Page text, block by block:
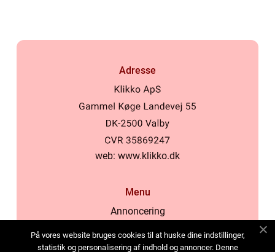
Adresse
web: www.klikko.dk
Menu
Annoncering
Cookies
På vores website bruges cookies til at huske dine indstillinger,
statistik og personalisering af indhold og annoncer. Denne